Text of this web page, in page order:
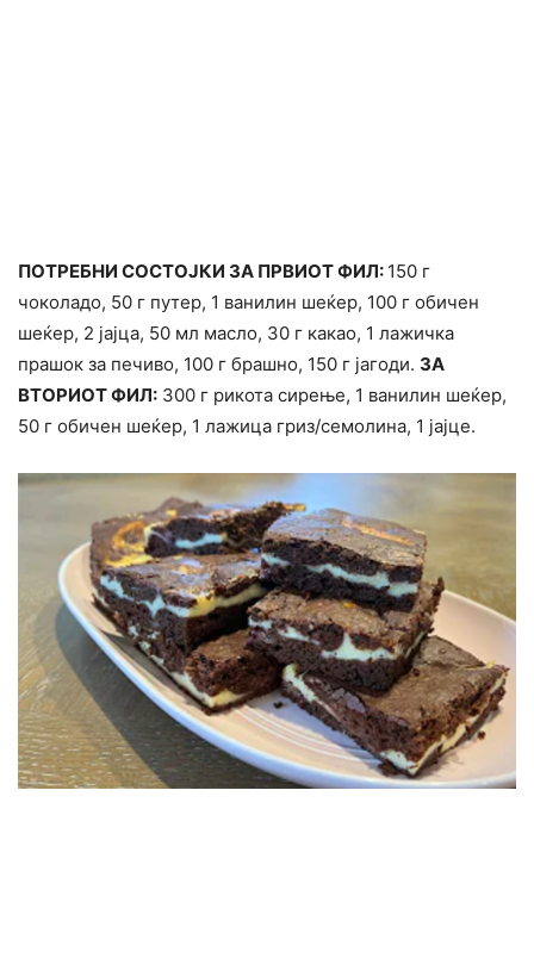
ПОТРЕБНИ СОСТОЈКИ ЗА ПРВИОТ ФИЛ: 150 г
чоколадо, 50 г путер, 1 ванилин шеќер, 100 г обичен
шеќер, 2 јајца, 50 мл масло, 30 г какао, 1 лажичка
прашок за печиво, 100 г брашно, 150 г јагоди. ЗА
ВТОРИОТ ФИЛ: 300 г рикота сирење, 1 ванилин шеќер,
50 г обичен шеќер, 1 лажица гриз/семолина, 1 јајце.